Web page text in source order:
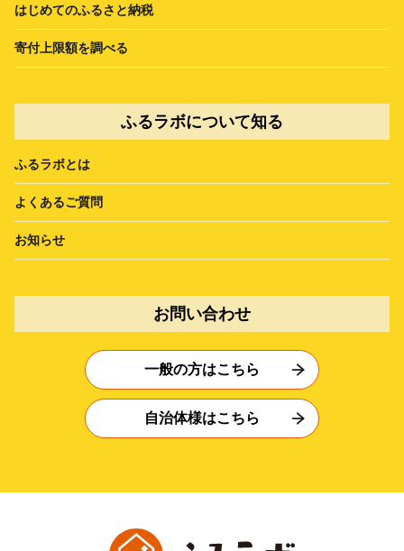
はじめてのふるさと納税
寄付上限額を調べる
ふるラボについて知る
ふるラボとは
よくあるご質問
お知らせ
お問い合わせ
一般の方はこちら
自治体様はこちら